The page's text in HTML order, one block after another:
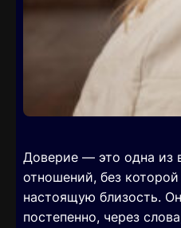
Доверие — это одна из
отношений, без
настоящую близость.
постепенно, через